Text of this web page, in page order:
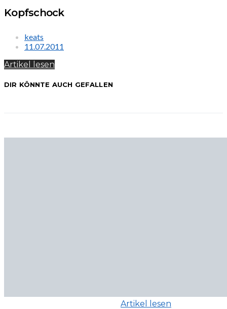
Kopfschock
keats
11.07.2011
Artikel lesen
DIR KÖNNTE AUCH GEFALLEN
Artikel lesen